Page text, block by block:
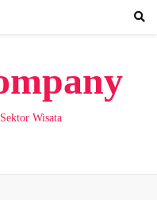
Wisata